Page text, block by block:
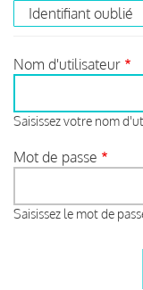
Identifiant oublié
Nom d'utilisateur
Saisissez votre nom
Mot de passe
Saisissez le mot de